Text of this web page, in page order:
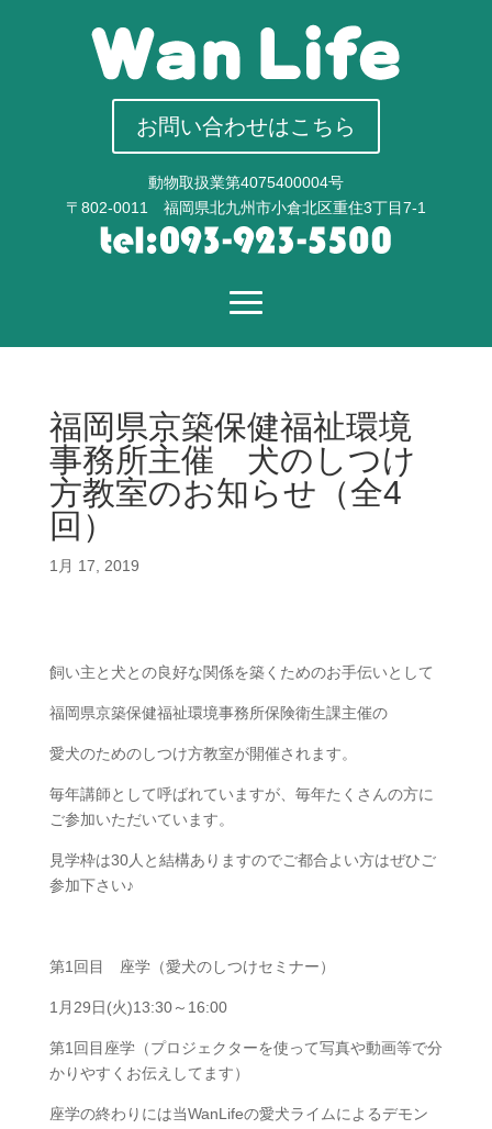
お問い合わせはこちら
動物取扱業第4075400004号
〒802-0011 福岡県北九州市小倉北区重住3丁目7-1
福岡県京築保健福祉環境
事務所主催 犬のしつけ
方教室のお知らせ（全4
回）
1月 17, 2019
飼い主と犬との良好な関係を築くためのお手伝いとして
福岡県京築保健福祉環境事務所保険衛生課主催の
愛犬のためのしつけ方教室が開催されます。
毎年講師として呼ばれていますが、毎年たくさんの方に
ご参加いただいています。
見学枠は30人と結構ありますのでご都合よい方はぜひご
参加下さい♪
第1回目 座学（愛犬のしつけセミナー）
1月29日(火)13:30～16:00
第1回目座学（プロジェクターを使って写真や動画等で分
かりやすくお伝えしてます）
座学の終わりには当WanLifeの愛犬ライムによるデモン